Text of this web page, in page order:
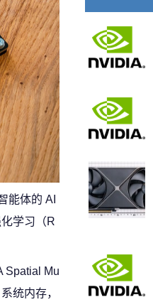
能体的 AI
学习（R
Spatial Mu
统内存，